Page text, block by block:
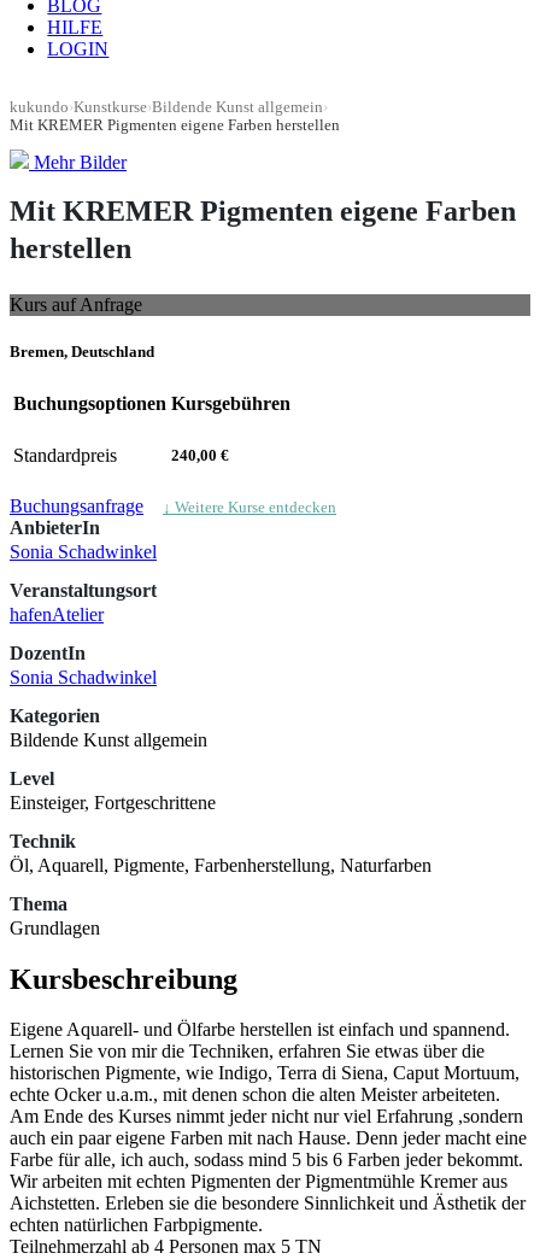
BLOG
HILFE
LOGIN
kukundo›Kunstkurse›Bildende Kunst allgemein›
Mit KREMER Pigmenten eigene Farben herstellen
Mehr Bilder
Mit KREMER Pigmenten eigene Farben
herstellen
Kurs auf Anfrage
Bremen, Deutschland
Buchungsoptionen Kursgebühren
Standardpreis 240,00 €
Buchungsanfrage ↓ Weitere Kurse entdecken
AnbieterIn
Sonia Schadwinkel
Veranstaltungsort
hafenAtelier
DozentIn
Sonia Schadwinkel
Kategorien
Bildende Kunst allgemein
Level
Einsteiger, Fortgeschrittene
Technik
Öl, Aquarell, Pigmente, Farbenherstellung, Naturfarben
Thema
Grundlagen
Kursbeschreibung
Eigene Aquarell- und Ölfarbe herstellen ist einfach und spannend.
Lernen Sie von mir die Techniken, erfahren Sie etwas über die
historischen Pigmente, wie Indigo, Terra di Siena, Caput Mortuum,
echte Ocker u.a.m., mit denen schon die alten Meister arbeiteten.
Am Ende des Kurses nimmt jeder nicht nur viel Erfahrung ,sondern
auch ein paar eigene Farben mit nach Hause. Denn jeder macht eine
Farbe für alle, ich auch, sodass mind 5 bis 6 Farben jeder bekommt.
Wir arbeiten mit echten Pigmenten der Pigmentmühle Kremer aus
Aichstetten. Erleben sie die besondere Sinnlichkeit und Ästhetik der
echten natürlichen Farbpigmente.
Teilnehmerzahl ab 4 Personen max 5 TN